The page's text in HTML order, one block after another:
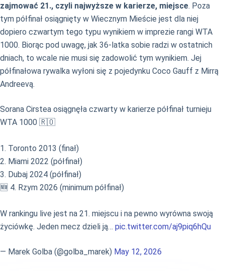
zajmować 21., czyli najwyższe w karierze, miejsce. Poza
tym półfinał osiągnięty w Wiecznym Mieście jest dla niej
dopiero czwartym tego typu wynikiem w imprezie rangi WTA
1000. Biorąc pod uwagę, jak 36-latka sobie radzi w ostatnich
dniach, to wcale nie musi się zadowolić tym wynikiem. Jej
półfinałowa rywalka wyłoni się z pojedynku Coco Gauff z Mirrą
Andreevą.
Sorana Cirstea osiągnęła czwarty w karierze półfinał turnieju
WTA 1000 🇷🇴
1. Toronto 2013 (finał)
2. Miami 2022 (półfinał)
3. Dubaj 2024 (półfinał)
🆕️ 4. Rzym 2026 (minimum półfinał)
W rankingu live jest na 21. miejscu i na pewno wyrówna swoją
życiówkę. Jeden mecz dzieli ją… pic.twitter.com/aj9piq6hQu
— Marek Golba (@golba_marek) May 12, 2026